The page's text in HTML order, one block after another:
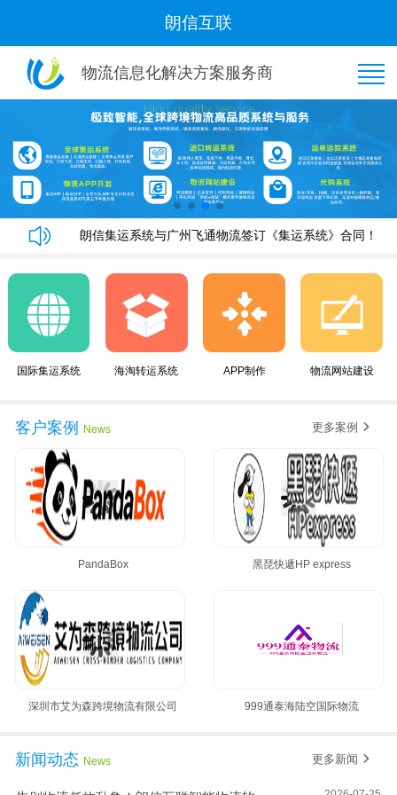
朗信互联
物流信息化解决方案服务商
恭喜“好管家集运”与我司隆重签约！
朗信集运系统手机端快速下单教程
朗信集运系统与广州飞通物流签订《集运系统》合同！
恭喜“好管家集运”与我司隆重签约！
朗信集运系统手机端快速下单教程
朗信集运系统与广州飞通物流签订《集运系统》合同！
黄金8月，朗信再次签约多家国际集运公司~
国际集运系统 海淘转运系统 APP制作 物流网站建设
客户案例 News 更多案例
PandaBox 黑琵快遞HP express
深圳市艾为森跨境物流有限公司 999通泰海陆空国际物流
新闻动态 News 更多新闻